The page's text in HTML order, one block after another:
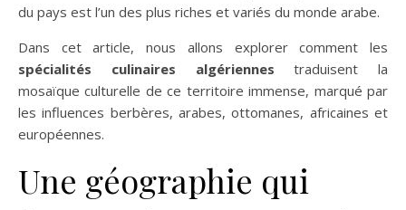
du pays est l’un des plus riches et variés du monde arabe.
Dans cet article, nous allons explorer comment les
spécialités culinaires algériennes traduisent la
mosaïque culturelle de ce territoire immense, marqué par
les influences berbères, arabes, ottomanes, africaines et
européennes.
Une géographie qui